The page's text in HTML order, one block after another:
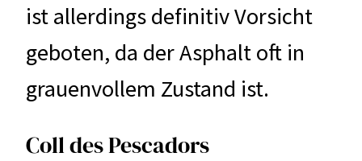
ist allerdings definitiv Vorsicht
geboten, da der Asphalt oft in
grauenvollem Zustand ist.
Coll des Pescadors